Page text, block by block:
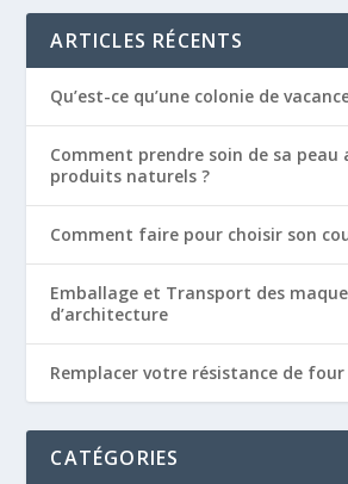
ARTICLES RÉCENTS
Qu’est-ce qu’une colonie de
Comment prendre soin de sa peau
produits naturels ?
Comment faire pour choisir son
Emballage et Transport des
d’architecture
Remplacer votre résistance de
CATÉGORIES